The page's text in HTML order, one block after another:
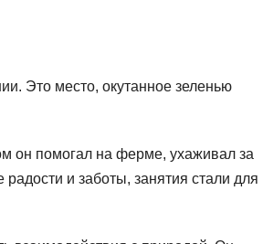
Это место, окутанное зеленью
он помогал на ферме, ухаживал за
и заботы, занятия стали для